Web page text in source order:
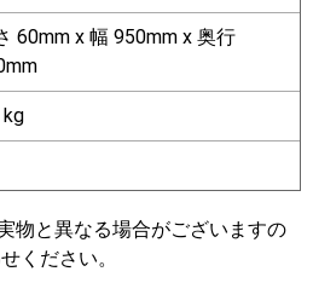
60mm x 幅 950mm x 奥行
kg
物と異なる場合がございますの
ください。